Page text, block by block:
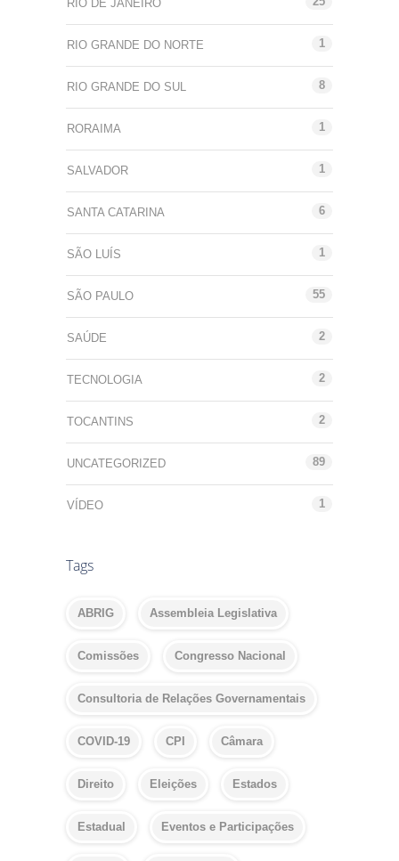
RIO DE JANEIRO
RIO GRANDE DO NORTE 1
RIO GRANDE DO SUL 8
RORAIMA 1
SALVADOR 1
SANTA CATARINA 6
SÃO LUÍS 1
SÃO PAULO 55
SAÚDE 2
TECNOLOGIA 2
TOCANTINS 2
UNCATEGORIZED 89
VÍDEO 1
Tags
ABRIG Assembleia Legislativa
Comissões Congresso Nacional
Consultoria de Relações Governamentais
COVID-19 CPI Câmara
Direito Eleições Estados
Estadual Eventos e Participações